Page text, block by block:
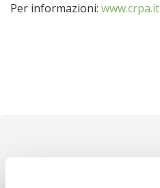
Per informazioni: www.crpa.it